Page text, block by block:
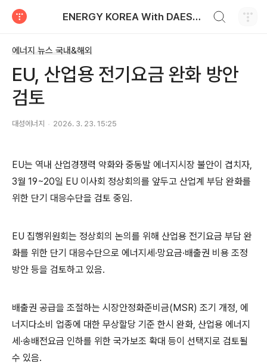
ENERGY KOREA With DAESUNG ENERGY
에너지 뉴스 국내&해외
EU, 산업용 전기요금 완화 방안
검토
대성에너지 2026. 3. 23. 15:25
EU는 역내 산업경쟁력 약화와 중동발 에너지시장 불안이 겹치자,
3월 19~20일 EU 이사회 정상회의를 앞두고 산업계 부담 완화를
위한 단기 대응수단을 검토 중임.
EU 집행위원회는 정상회의 논의를 위해 산업용 전기요금 부담 완
화를 위한 단기 대응수단으로 에너지세·망요금·배출권 비용 조정
방안 등을 검토하고 있음.
배출권 공급을 조절하는 시장안정화준비금(MSR) 조기 개정, 에
너지다소비 업종에 대한 무상할당 기준 한시 완화, 산업용 에너지
세·송배전요금 인하를 위한 국가보조 확대 등이 선택지로 검토될
수 있음.